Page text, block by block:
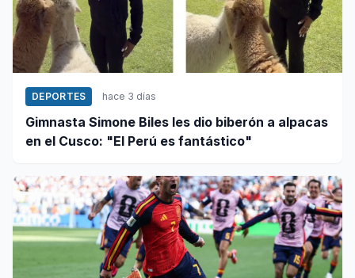
DEPORTES hace 3 días
Gimnasta Simone Biles les dio biberón a alpacas
en el Cusco: "El Perú es fantástico"